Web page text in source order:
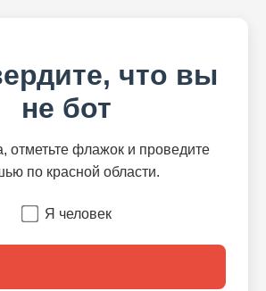
что вы
не бот
отметьте флажок и проведите
по красной области.
Я человек